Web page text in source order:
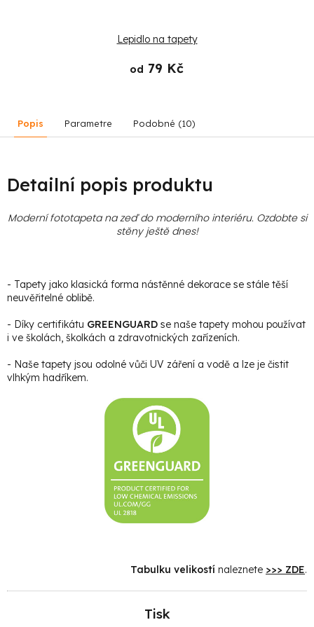
Lepidlo na tapety
od 79 Kč
Popis Parametre Podobné (10)
Detailní popis produktu
Moderní fototapeta na zeď do moderního interiéru. Ozdobte si
stěny ještě dnes!
- Tapety jako klasická forma nástěnné dekorace se stále těší
neuvěřitelné oblibě.
- Díky certifikátu GREENGUARD se naše tapety mohou používat
i ve školách, školkách a zdravotnických zařízeních.
- Naše tapety jsou odolné vůči UV záření a vodě a lze je čistit
vlhkým hadříkem.
Tabulku velikostí naleznete >>> ZDE.
Tisk